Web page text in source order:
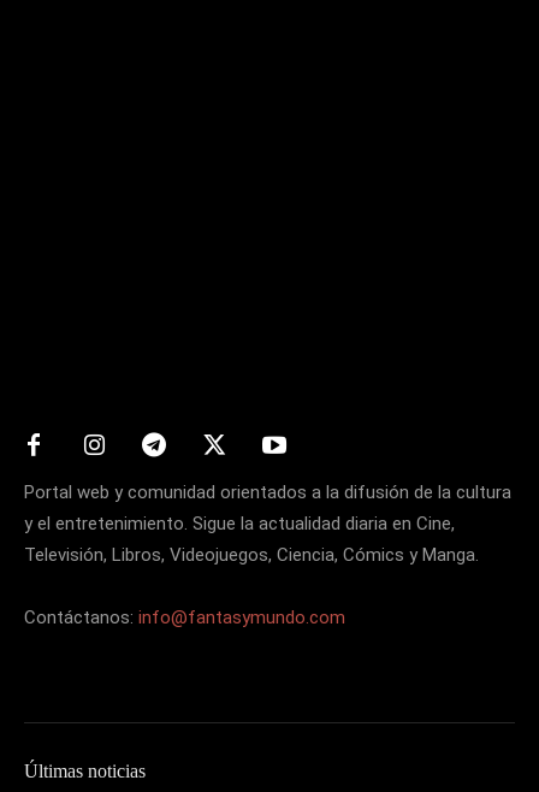
Portal web y comunidad orientados a la difusión de la cultura
y el entretenimiento. Sigue la actualidad diaria en Cine,
Televisión, Libros, Videojuegos, Ciencia, Cómics y Manga.
Contáctanos: info@fantasymundo.com
Últimas noticias